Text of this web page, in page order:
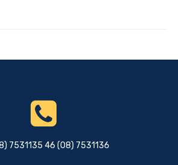
7531135 46 (08) 7531136